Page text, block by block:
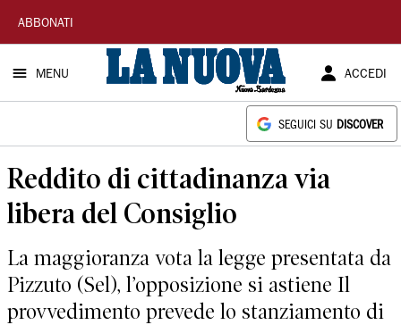
La
Nuova
Sardegna
ABBONATI
MENU ACCEDI
SEGUICI SU DISCOVER
Reddito di cittadinanza via
libera del Consiglio
La maggioranza vota la legge presentata da
Pizzuto (Sel), l’opposizione si astiene Il
provvedimento prevede lo stanziamento di